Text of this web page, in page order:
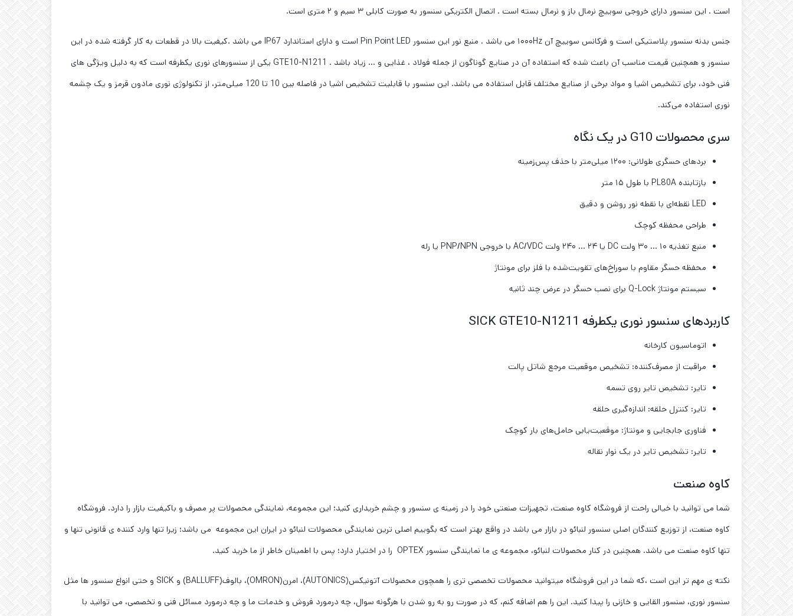
است . این سنسور دارای خروجی سوییچ نرمال باز و نرمال بسته است . اتصال الکتریکی سنسور به صورت کابلی ۳ سیم و ۲ متری است.
جنس بدنه سنسور پلاستیکی است و فرکانس سوییچ آن ۱۰۰۰Hz می باشد . منبع نور این سنسور Pin Point LED است و دارای استاندارد IP67 می باشد .کیفیت بالا در قطعات به کار گرفته شده در این
سنسور و همچنین قیمت مناسب آن باعث شده که استفاده آن در صنایع گوناگون از جمله فولاد ، غذایی و … زیاد باشد . GTE10-N1211 یکی از سنسورهای نوری یکطرفه است که به دلیل ویژگی های
فنی خود، برای تشخیص اشیا و مواد برخی از صنایع مختلف قابل استفاده می باشد. این سنسور با قابلیت تشخیص اشیا در فاصله بین 10 تا 120 میلی‌متر، از تکنولوژی نوری مادون قرمز و یک چشمه
نوری استفاده می‌کند.
سری محصولات G10 در یک نگاه
بردهای حسگری طولانی: ۱۲۰۰ میلی‌متر با حذف پس‌زمینه
بازتابنده PL80A با طول ۱۵ متر
LED نقطه‌ای با نقطه نور روشن و دقیق
طراحی محفظه کوچک
منبع تغذیه ۱۰ … ۳۰ ولت DC یا ۲۴ … ۲۴۰ ولت AC/VDC با خروجی PNP/NPN یا رله
محفظه حسگر مقاوم با سوراخ‌های تقویت‌شده با فلز برای مونتاژ
سیستم مونتاژ Q-Lock برای نصب حسگر در عرض چند ثانیه
کاربردهای سنسور نوری یکطرفه SICK GTE10-N1211
اتوماسیون کارخانه
مراقبت از مصرف‌کننده: تشخیص موقعیت مرجع شاتل پالت
تایر: تشخیص تایر روی تسمه
تایر: کنترل حلقه: اندازه‌گیری حلقه
فناوری جابجایی و مونتاژ: موقعیت‌یابی حامل‌های بار کوچک
تایر: تشخیص تایر در یک نوار نقاله
کاوه صنعت
شما می توانید با خیالی راحت از فروشگاه کاوه صنعت، تجهیزات صنعتی خود را در زمینه ی سنسور و چشم خریداری کنید؛ این مجموعه، نمایندگی محصولات پر مصرف و باکیفیت بازار را دارد. فروشگاه
کاوه صنعت، از توزیع کنندگان اصلی سنسور لنبائو در بازار می باشد در واقع بهتر است که بگوییم اصلی ترین نمایندگی محصولات لنبائو در ایران این مجموعه می باشد؛ زیرا تنها وارد کننده ی قانونی تنها و
تنها کاوه صنعت می باشد. همچنین در کنار محصولات لنبائو، مجموعه ی ما نمایندگی سنسور OPTEX را در اختیار دارد؛ پس با اطمینان خاطر از ما خرید کنید.
نکته ی مهم تر این است ،که شما در این فروشگاه میتوانید محصولات تخصصی تری را همچون محصولات آتونیکس(AUTONICS)، امرن(OMRON)، بالوف(BALLUFF) و SICK و حتی انواع سنسور ها مثل
سنسور نوری، سنسور القایی و خازنی را پیدا کنید. این را هم اضافه کنم، که در صورت رو به رو شدن با هرگونه سوال، چه درمورد فروش و خدمات ما و چه درمورد مسائل فنی و تخصصی، می توانید با